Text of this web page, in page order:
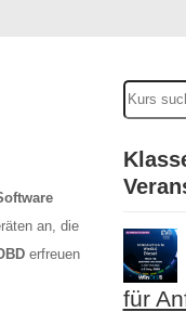
an, die
erfreuen
für